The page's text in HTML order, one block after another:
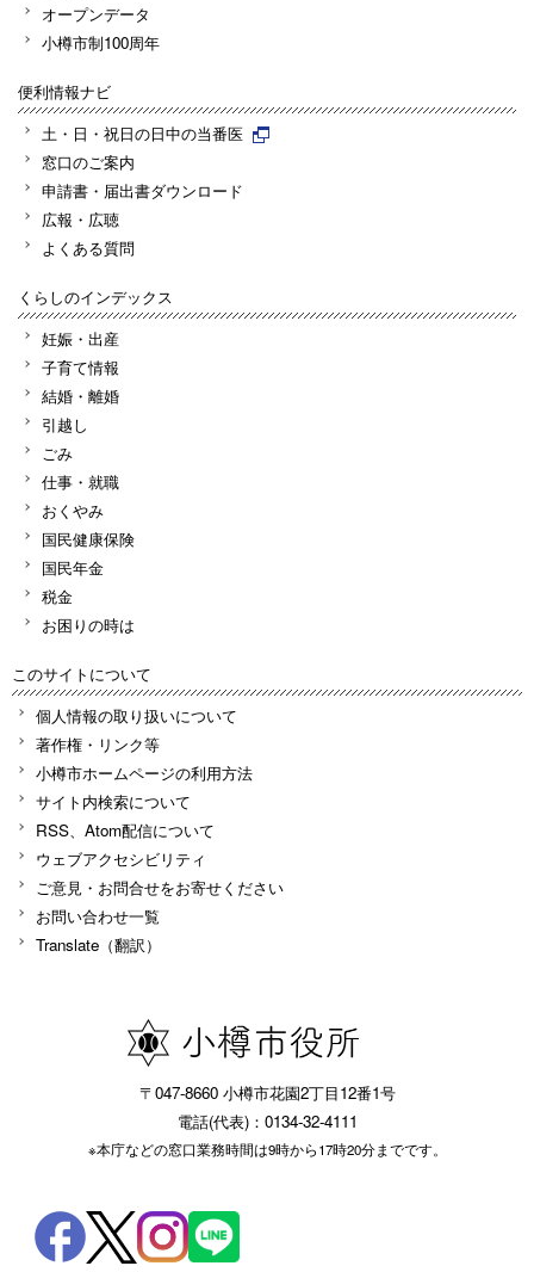
オープンデータ
小樽市制100周年
便利情報ナビ
土・日・祝日の日中の当番医
窓口のご案内
申請書・届出書ダウンロード
広報・広聴
よくある質問
くらしのインデックス
妊娠・出産
子育て情報
結婚・離婚
引越し
ごみ
仕事・就職
おくやみ
国民健康保険
国民年金
税金
お困りの時は
このサイトについて
個人情報の取り扱いについて
著作権・リンク等
小樽市ホームページの利用方法
サイト内検索について
RSS、Atom配信について
ウェブアクセシビリティ
ご意見・お問合せをお寄せください
お問い合わせ一覧
Translate（翻訳）
〒047-8660 小樽市花園2丁目12番1号
電話(代表)：0134-32-4111
※本庁などの窓口業務時間は9時から17時20分までです。